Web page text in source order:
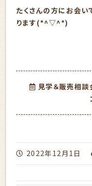
たくさんの方にお会い
ります(*^▽^*)
見学＆販売相
2022年12月1日